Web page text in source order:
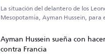
La situación del delantero de los
Mesopotamia, Ayman Hussein, para
Ayman Hussein sueña con
contra Francia